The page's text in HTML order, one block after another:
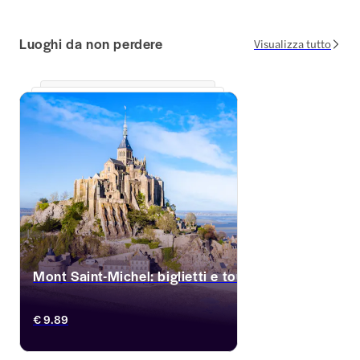
Luoghi da non perdere Visualizza tutto
Mont Saint-Michel: biglietti e tour
Saint-Michel, un piccolo comune in
Normandia che è anche una graziosa isola.
Esplora l'imponente abbazia dell'VIII
€ 9.89